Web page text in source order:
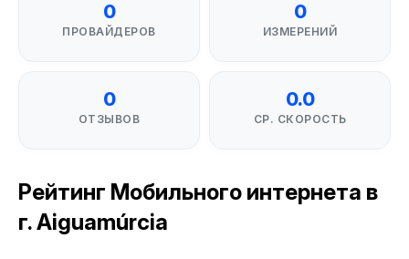
0
ПРОВАЙДЕРОВ
0
ИЗМЕРЕНИЙ
0
ОТЗЫВОВ
0.0
СР. СКОРОСТЬ
Рейтинг Мобильного интернета в
г. Aiguamúrcia